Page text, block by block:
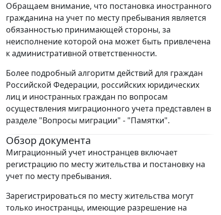
Обращаем внимание, что постановка иностранного
гражданина на учет по месту пребывания является
обязанностью принимающей стороны, за
неисполнение которой она может быть привлечена
к административной ответственности.
Более подробный алгоритм действий для граждан
Российской Федерации, российских юридических
лиц и иностранных граждан по вопросам
осуществления миграционного учета представлен в
разделе "Вопросы миграции" - "Памятки".
Обзор документа
Миграционный учет иностранцев включает
регистрацию по месту жительства и постановку на
учет по месту пребывания.
Зарегистрироваться по месту жительства могут
только иностранцы, имеющие разрешение на